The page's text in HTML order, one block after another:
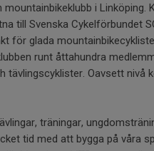
mountainbikeklubb i Linköping.
till Svenska Cykelförbundet
för glada
runt åttahundra
tävlingscyklister. Oavsett nivå
träningar,
tid med att bygga på våra